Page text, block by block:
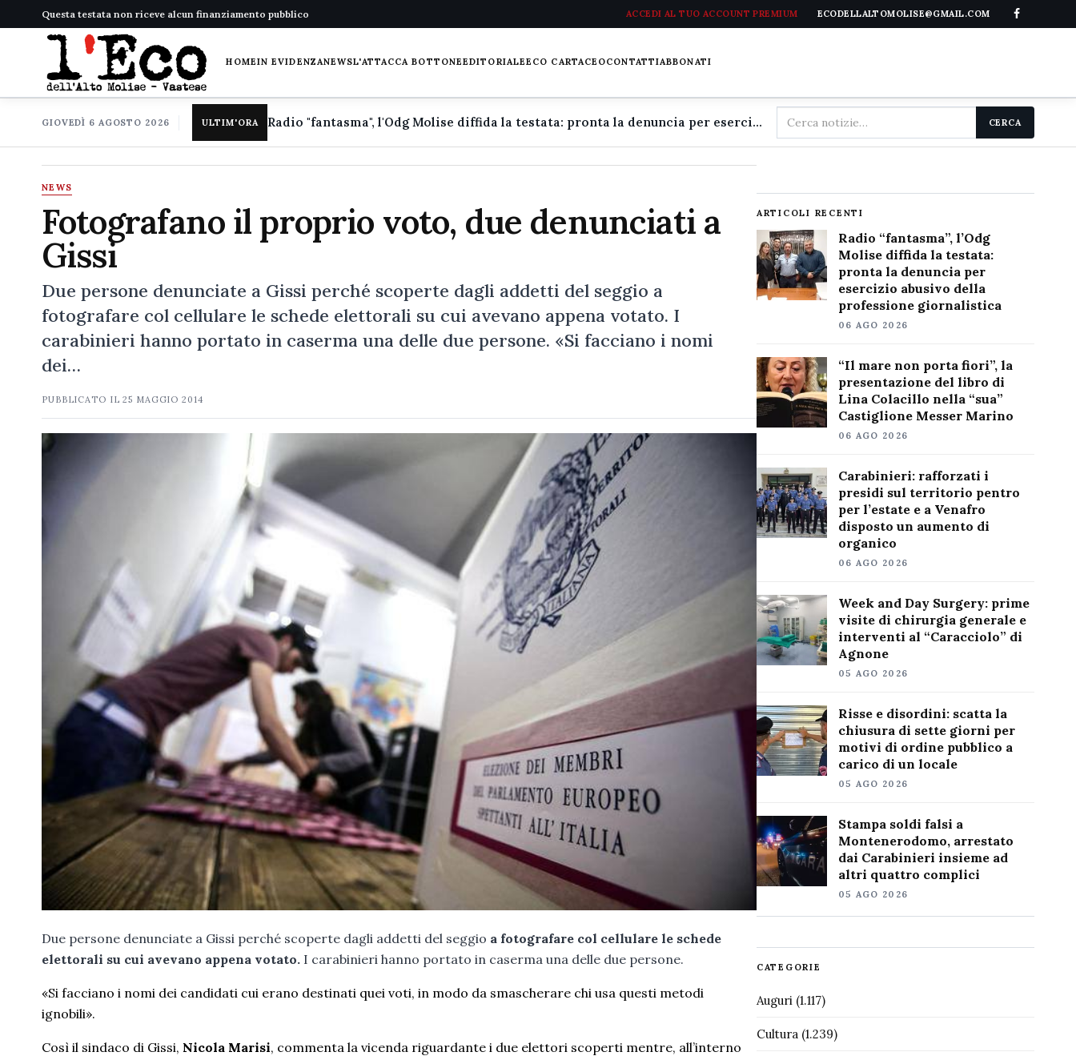
Questa testata non riceve alcun finanziamento pubblico ACCEDI AL TUO ACCOUNT PREMIUM ECODELLALTOMOLISE@GMAIL.COM
HOMEIN EVIDENZANEWSL'ATTACCA BOTTONEEDITORIALEECO CARTACEOCONTATTIABBONATI
GIOVEDÌ 6 AGOSTO 2026 ULTIM'ORA Radio "fantasma", l'Odg Molise diffida la testata: pronta la denuncia per esercizio abusivo della professione giornalistica
Cerca
nel
CERCA
NEWS
Fotografano il proprio voto, due denunciati a
Gissi
Due persone denunciate a Gissi perché scoperte dagli addetti del seggio a
fotografare col cellulare le schede elettorali su cui avevano appena votato. I
carabinieri hanno portato in caserma una delle due persone. «Si facciano i nomi
dei…
PUBBLICATO IL25 MAGGIO 2014
Due persone denunciate a Gissi perché scoperte dagli addetti del seggio a fotografare col cellulare le schede
elettorali su cui avevano appena votato. I carabinieri hanno portato in caserma una delle due persone.
«Si facciano i nomi dei candidati cui erano destinati quei voti, in modo da smascherare chi usa questi metodi
ignobili».
Così il sindaco di Gissi, Nicola Marisi, commenta la vicenda riguardante i due elettori scoperti mentre, all’interno
ARTICOLI RECENTI
Radio “fantasma”, l’Odg
Molise diffida la testata:
pronta la denuncia per
esercizio abusivo della
professione giornalistica
06 AGO 2026
“Il mare non porta fiori”, la
presentazione del libro di
Lina Colacillo nella “sua”
Castiglione Messer Marino
06 AGO 2026
Carabinieri: rafforzati i
presidi sul territorio pentro
per l’estate e a Venafro
disposto un aumento di
organico
06 AGO 2026
Week and Day Surgery: prime
visite di chirurgia generale e
interventi al “Caracciolo” di
Agnone
05 AGO 2026
Risse e disordini: scatta la
chiusura di sette giorni per
motivi di ordine pubblico a
carico di un locale
05 AGO 2026
Stampa soldi falsi a
Montenerodomo, arrestato
dai Carabinieri insieme ad
altri quattro complici
05 AGO 2026
CATEGORIE
Auguri(1.117)
Cultura(1.239)